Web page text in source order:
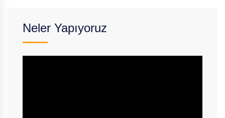
Neler Yapıyoruz